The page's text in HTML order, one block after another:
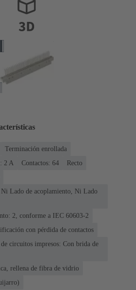
Terminación enrollada
‌2 A
Contactos: 64
Recto
Ni Lado de acoplamiento, Ni Lado
2, conforme a IEC 60603-2
con pérdida de contactos
circuitos impresos: Con brida de
rellena de fibra de vidrio